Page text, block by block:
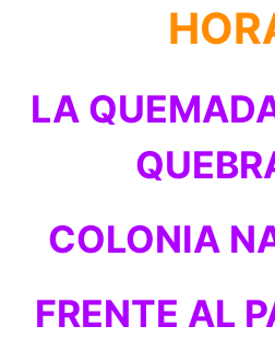
LA
COLONIA
FRENTE AL